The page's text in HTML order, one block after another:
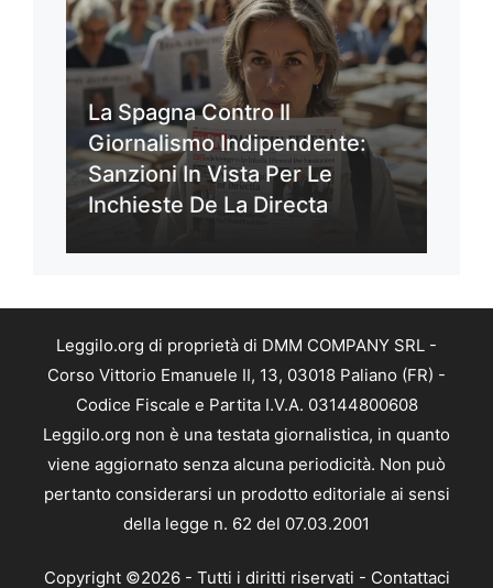
La Spagna Contro Il
Giornalismo Indipendente:
Sanzioni In Vista Per Le
Inchieste De La Directa
Leggilo.org di proprietà di DMM COMPANY SRL -
Corso Vittorio Emanuele II, 13, 03018 Paliano (FR) -
Codice Fiscale e Partita I.V.A. 03144800608
Leggilo.org non è una testata giornalistica, in quanto
viene aggiornato senza alcuna periodicità. Non può
pertanto considerarsi un prodotto editoriale ai sensi
della legge n. 62 del 07.03.2001
Copyright ©2026 - Tutti i diritti riservati - Contattaci